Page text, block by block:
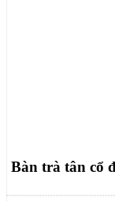
Bàn trà tân cổ